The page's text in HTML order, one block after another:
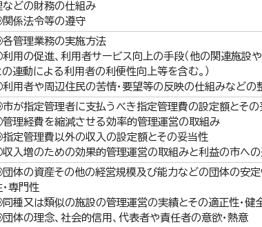
などの財務の仕組み
係法令等の遵守
管理業務の実施方法
用の促進、利用者サービス向上の手段（他の関連施設
の連動による利用者の利便性向上等を含む。）
用者や周辺住民の苦情・要望等の反映の仕組みなどの
が指定管理者に支払うべき指定管理費の設定額とその
理経費を縮減させる効率的管理運営の取組み
定管理費以外の収入の設定額とその妥当性
入増のための効果的管理運営の取組みと利益の市へ
体の資産その他の経営規模及び能力などの団体の安定
・専門性
種又は類似の施設の管理運営の実績とその適正性・健
体の理念、社会的信用、代表者や責任者の意欲・熱意